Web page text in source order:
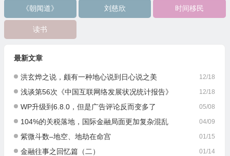
《朝闻道》 刘慈欣 时间移民
读书
最新文章
12/18
洪玄烨之说，颇有一种地心说到日心说之美
12/18
浅谈第56次《中国互联网络发展状况统计报告》
05/08
WP升级到6.8.0，但是广告评论反而变多了
04/09
104%的关税落地，国际金融局面更加复杂混乱
01/15
紫微斗数–地空、地劫在命宫
01/14
金融往事之回忆篇（二）